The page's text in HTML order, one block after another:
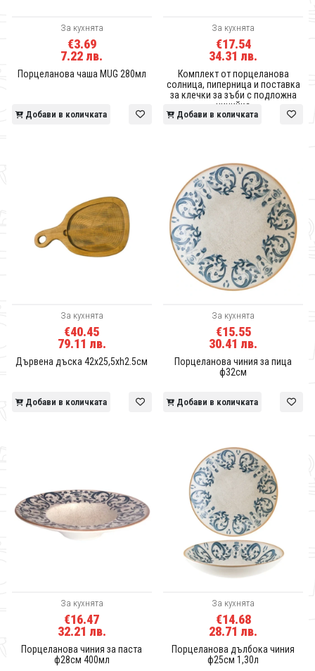
За кухнята
€3.69
7.22 лв.
Порцеланова чаша MUG 280мл
Добави в количката
За кухнята
€17.54
34.31 лв.
Комплект от порцеланова
солница, пиперница и поставка
за клечки за зъби с подложна
чинийка
Добави в количката
За кухнята
€40.45
79.11 лв.
Дървена дъска 42x25,5xh2.5см
Добави в количката
За кухнята
€15.55
30.41 лв.
Порцеланова чиния за пица
ф32см
Добави в количката
За кухнята
€16.47
32.21 лв.
Порцеланова чиния за паста
ф28см 400мл
За кухнята
€14.68
28.71 лв.
Порцеланова дълбока чиния
ф25см 1,30л